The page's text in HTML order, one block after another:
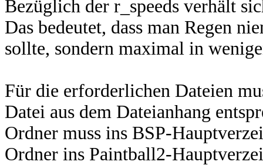
Bezüglich der r_speeds verhält
Das bedeutet, dass man Regen
sollte, sondern maximal in
Für die erforderlichen Dateien
Datei aus dem Dateianhang
Ordner muss ins BSP-
Ordner ins Paintball2-